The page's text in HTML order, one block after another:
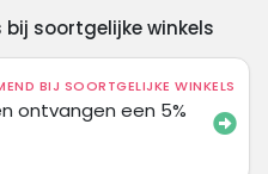
soortgelijke winkels
BIJ SOORTGELIJKE WINKELS
ontvangen een 5%